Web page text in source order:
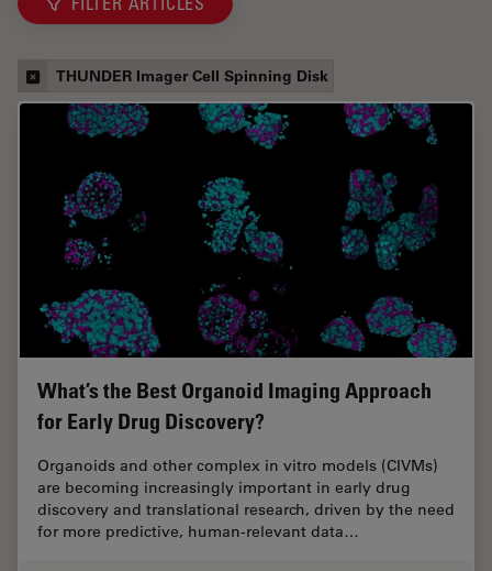
THUNDER Imager Cell Spinning Disk
What’s the Best Organoid Imaging Approach
for Early Drug Discovery?
Organoids and other complex in vitro models (CIVMs)
are becoming increasingly important in early drug
discovery and translational research, driven by the need
for more predictive, human-relevant data…